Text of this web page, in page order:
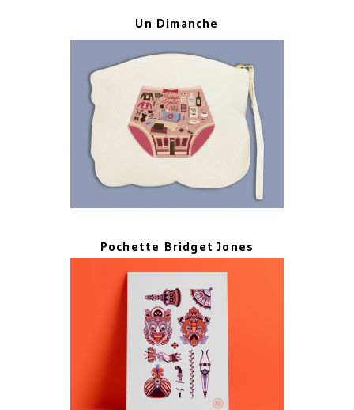
Un Dimanche
Pochette Bridget Jones